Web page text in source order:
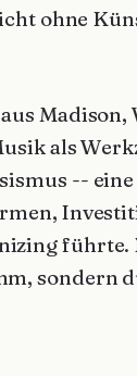
ohne
Madison,
als
-- eine
führte.
sondern